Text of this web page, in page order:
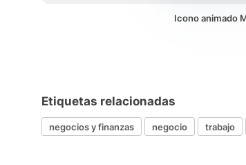
Icono animado
Etiquetas relacionadas
negocios y finanzas negocio trabajo